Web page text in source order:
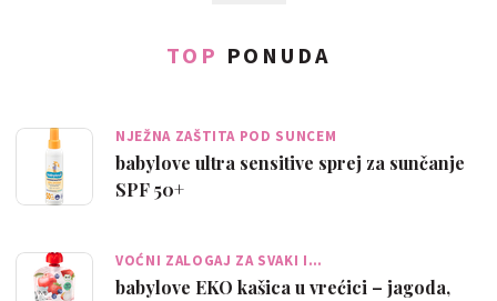
TOP PONUDA
NJEŽNA ZAŠTITA POD SUNCEM
babylove ultra sensitive sprej za sunčanje
SPF 50+
VOĆNI ZALOGAJ ZA SVAKI I…
babylove EKO kašica u vrećici – jagoda,